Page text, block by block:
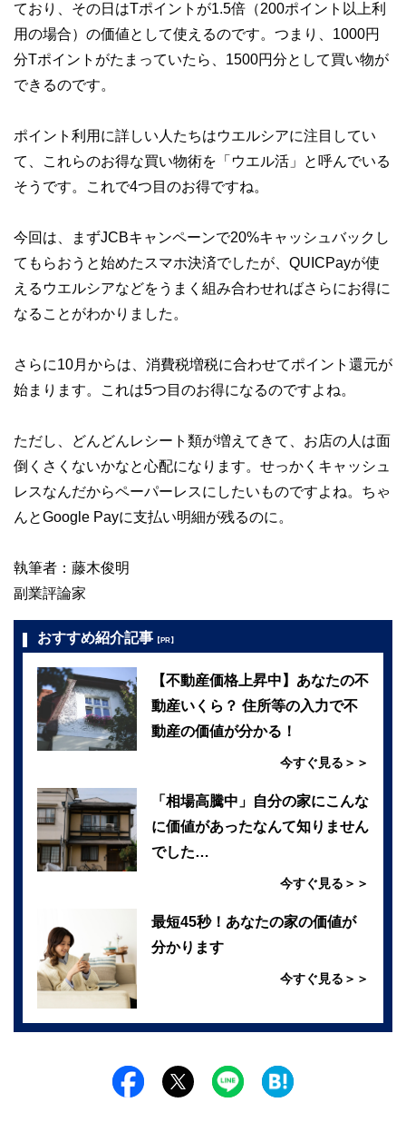
ており、その日はTポイントが1.5倍（200ポイント以上利
用の場合）の価値として使えるのです。つまり、1000円
分Tポイントがたまっていたら、1500円分として買い物が
できるのです。
ポイント利用に詳しい人たちはウエルシアに注目してい
て、これらのお得な買い物術を「ウエル活」と呼んでいる
そうです。これで4つ目のお得ですね。
今回は、まずJCBキャンペーンで20%キャッシュバックし
てもらおうと始めたスマホ決済でしたが、QUICPayが使
えるウエルシアなどをうまく組み合わせればさらにお得に
なることがわかりました。
さらに10月からは、消費税増税に合わせてポイント還元が
始まります。これは5つ目のお得になるのですよね。
ただし、どんどんレシート類が増えてきて、お店の人は面
倒くさくないかなと心配になります。せっかくキャッシュ
レスなんだからペーパーレスにしたいものですよね。ちゃ
んとGoogle Payに支払い明細が残るのに。
執筆者：藤木俊明
副業評論家
おすすめ紹介記事 【PR】
【不動産価格上昇中】あなたの不
動産いくら？ 住所等の入力で不
動産の価値が分かる！
今すぐ見る＞＞
「相場高騰中」自分の家にこんな
に価値があったなんて知りません
でした…
今すぐ見る＞＞
最短45秒！あなたの家の価値が
分かります
今すぐ見る＞＞